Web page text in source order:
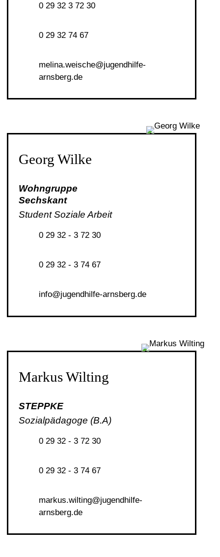
0 29 32 3 72 30
0 29 32 74 67
m l n w sch j g ndh lf -
rnsb rg d
Georg Wilke
Wohngruppe
Sechskant
Student Soziale Arbeit
0 29 32 - 3 72 30
0 29 32 - 3 74 67
nf j g ndh lf - rnsb rg d
Markus Wilting
STEPPKE
Sozialpädagoge (B.A)
0 29 32 - 3 72 30
0 29 32 - 3 74 67
m rk s w lt ng j g ndh lf -
rnsb rg d